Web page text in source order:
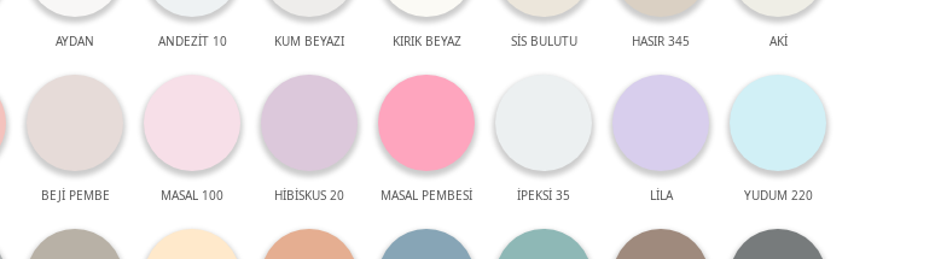
AYDAN ANDEZİT 10 KUM BEYAZI KIRIK BEYAZ SİS BULUTU HASIR 345 AKİ
BEJİ PEMBE MASAL 100 HİBİSKUS 20 MASAL PEMBESİ İPEKSİ 35 LİLA YUDUM 220